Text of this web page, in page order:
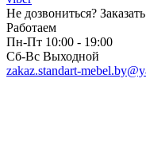
Не дозвониться?
Работаем
Пн-Пт 10:00 - 19:00
Сб-Вс Выходной
zakaz.standart-